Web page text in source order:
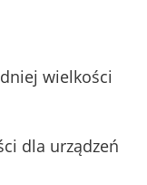
wielkości
dla urządzeń